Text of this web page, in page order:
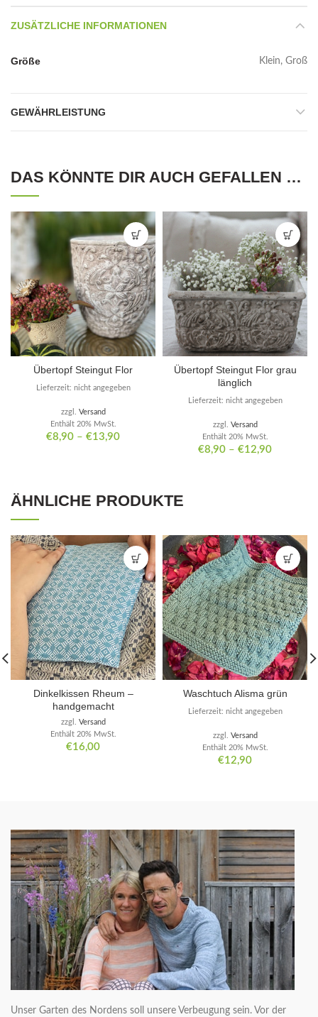
ZUSÄTZLICHE INFORMATIONEN
Größe Klein, Groß
GEWÄHRLEISTUNG
DAS KÖNNTE DIR AUCH GEFALLEN …
Übertopf Steingut Flor
€8,90 – €13,90
Enthält 20% MwSt.
zzgl. Versand
Lieferzeit: nicht angegeben
Übertopf Steingut Flor grau
länglich
€8,90 – €12,90
Enthält 20% MwSt.
zzgl. Versand
Lieferzeit: nicht angegeben
ÄHNLICHE PRODUKTE
Dinkelkissen Rheum –
handgemacht
€16,00
Enthält 20% MwSt.
zzgl. Versand
Waschtuch Alisma grün
€12,90
Enthält 20% MwSt.
zzgl. Versand
Lieferzeit: nicht angegeben
Unser Garten des Nordens soll unsere Verbeugung sein. Vor der